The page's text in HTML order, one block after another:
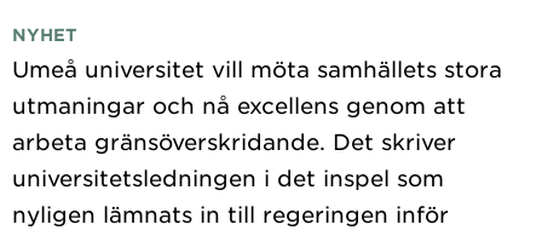
NYHET
Umeå universitet vill möta samhällets stora
utmaningar och nå excellens genom att
arbeta gränsöverskridande. Det skriver
universitetsledningen i det inspel som
nyligen lämnats in till regeringen inför